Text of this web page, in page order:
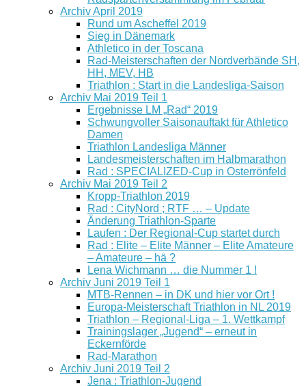
Archiv April 2019
Rund um Ascheffel 2019
Sieg in Dänemark
Athletico in der Toscana
Rad-Meisterschaften der Nordverbände SH,
HH, MEV, HB
Triathlon : Start in die Landesliga-Saison
Archiv Mai 2019 Teil 1
Ergebnisse LM „Rad“ 2019
Schwungvoller Saisonauftakt für Athletico
Damen
Triathlon Landesliga Männer
Landesmeisterschaften im Halbmarathon
Rad : SPECIALIZED-Cup in Osterrönfeld
Archiv Mai 2019 Teil 2
Kropp-Triathlon 2019
Rad : CityNord ; RTF … – Update
Änderung Triathlon-Sparte
Laufen : Der Regional-Cup startet durch
Rad : Elite – Elite Männer – Elite Amateure
– Amateure – hä ?
Lena Wichmann … die Nummer 1 !
Archiv Juni 2019 Teil 1
MTB-Rennen – in DK und hier vor Ort !
Europa-Meisterschaft Triathlon in NL 2019
Triathlon – Regional-Liga – 1. Wettkampf
Trainingslager „Jugend“ – erneut in
Eckernförde
Rad-Marathon
Archiv Juni 2019 Teil 2
Jena : Triathlon-Jugend